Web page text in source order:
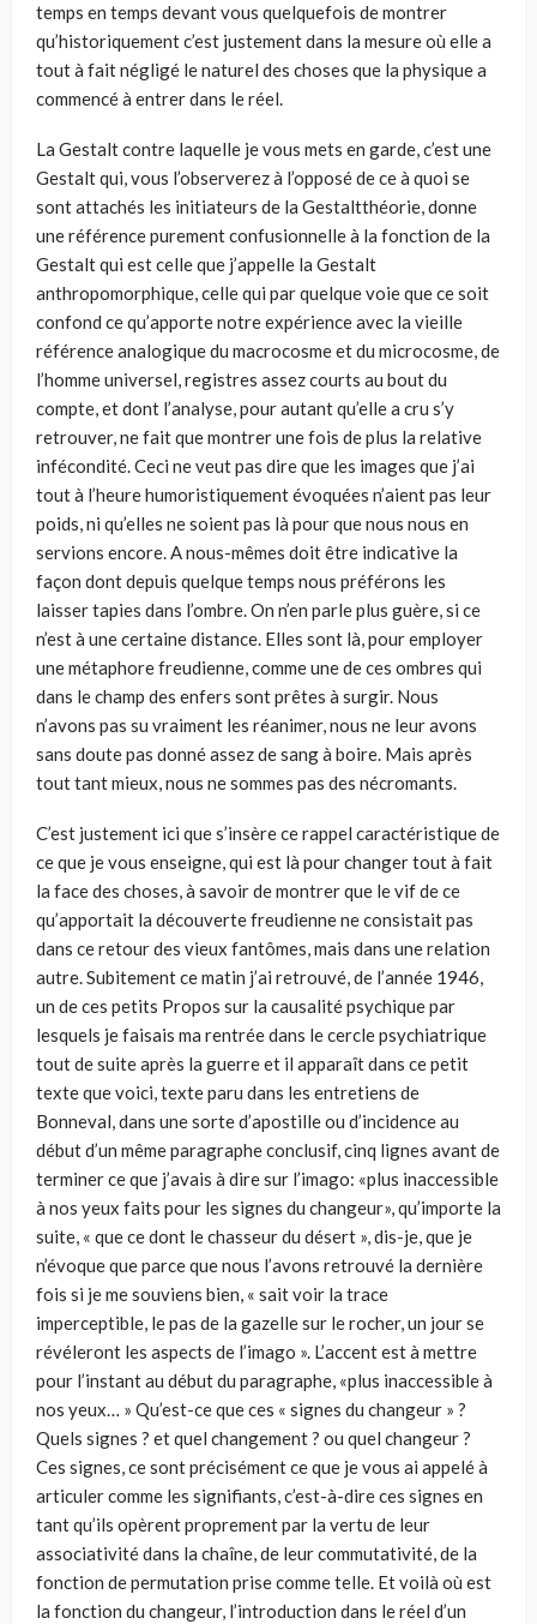
temps en temps devant vous quelquefois de montrer
qu’historiquement c’est justement dans la mesure où elle a
tout à fait négligé le naturel des choses que la physique a
commencé à entrer dans le réel.
La Gestalt contre laquelle je vous mets en garde, c’est une
Gestalt qui, vous l’observerez à l’opposé de ce à quoi se
sont attachés les initiateurs de la Gestaltthéorie, donne
une référence purement confusionnelle à la fonction de la
Gestalt qui est celle que j’appelle la Gestalt
anthropomorphique, celle qui par quelque voie que ce soit
confond ce qu’apporte notre expérience avec la vieille
référence analogique du macrocosme et du microcosme, de
l’homme universel, registres assez courts au bout du
compte, et dont l’analyse, pour autant qu’elle a cru s’y
retrouver, ne fait que montrer une fois de plus la relative
infécondité. Ceci ne veut pas dire que les images que j’ai
tout à l’heure humoristiquement évoquées n’aient pas leur
poids, ni qu’elles ne soient pas là pour que nous nous en
servions encore. A nous-mêmes doit être indicative la
façon dont depuis quelque temps nous préférons les
laisser tapies dans l’ombre. On n’en parle plus guère, si ce
n’est à une certaine distance. Elles sont là, pour employer
une métaphore freudienne, comme une de ces ombres qui
dans le champ des enfers sont prêtes à surgir. Nous
n’avons pas su vraiment les réanimer, nous ne leur avons
sans doute pas donné assez de sang à boire. Mais après
tout tant mieux, nous ne sommes pas des nécromants.
C’est justement ici que s’insère ce rappel caractéristique de
ce que je vous enseigne, qui est là pour changer tout à fait
la face des choses, à savoir de montrer que le vif de ce
qu’apportait la découverte freudienne ne consistait pas
dans ce retour des vieux fantômes, mais dans une relation
autre. Subitement ce matin j’ai retrouvé, de l’année 1946,
un de ces petits Propos sur la causalité psychique par
lesquels je faisais ma rentrée dans le cercle psychiatrique
tout de suite après la guerre et il apparaît dans ce petit
texte que voici, texte paru dans les entretiens de
Bonneval, dans une sorte d’apostille ou d’incidence au
début d’un même paragraphe conclusif, cinq lignes avant de
terminer ce que j’avais à dire sur l’imago: «plus inaccessible
à nos yeux faits pour les signes du changeur», qu’importe la
suite, « que ce dont le chasseur du désert », dis-je, que je
n’évoque que parce que nous l’avons retrouvé la dernière
fois si je me souviens bien, « sait voir la trace
imperceptible, le pas de la gazelle sur le rocher, un jour se
révéleront les aspects de l’imago ». L’accent est à mettre
pour l’instant au début du paragraphe, «plus inaccessible à
nos yeux… » Qu’est-ce que ces « signes du changeur » ?
Quels signes ? et quel changement ? ou quel changeur ?
Ces signes, ce sont précisément ce que je vous ai appelé à
articuler comme les signifiants, c’est-à-dire ces signes en
tant qu’ils opèrent proprement par la vertu de leur
associativité dans la chaîne, de leur commutativité, de la
fonction de permutation prise comme telle. Et voilà où est
la fonction du changeur, l’introduction dans le réel d’un